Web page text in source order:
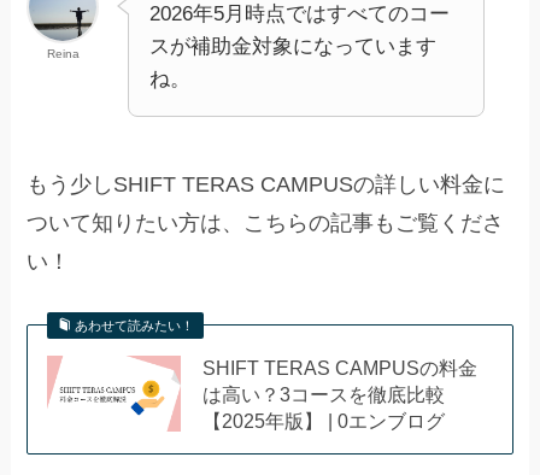
Reina
2026年5月時点ではすべてのコー
スが補助金対象になっています
ね。
もう少しSHIFT TERAS CAMPUSの詳しい料金に
ついて知りたい方は、こちらの記事もご覧くださ
い！
あわせて読みたい！
SHIFT TERAS CAMPUSの料金
は高い？3コースを徹底比較
【2025年版】 | 0エンブログ